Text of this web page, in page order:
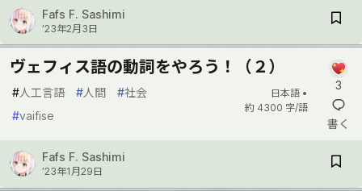
Fafs F. Sashimi
’23年2月3日
ヴェフィス語の動詞をやろう！（２）
#人工言語 #人間 #社会
#vaifise
日本語 •
約 4300 字/語
3
書く
Fafs F. Sashimi
’23年1月29日